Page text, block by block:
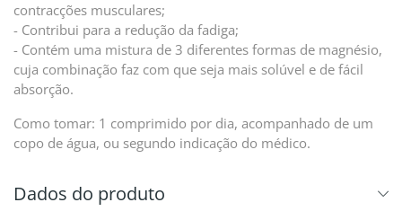
contracções musculares;
- Contribui para a redução da fadiga;
- Contém uma mistura de 3 diferentes formas de magnésio,
cuja combinação faz com que seja mais solúvel e de fácil
absorção.
Como tomar: 1 comprimido por dia, acompanhado de um
copo de água, ou segundo indicação do médico.
Dados do produto